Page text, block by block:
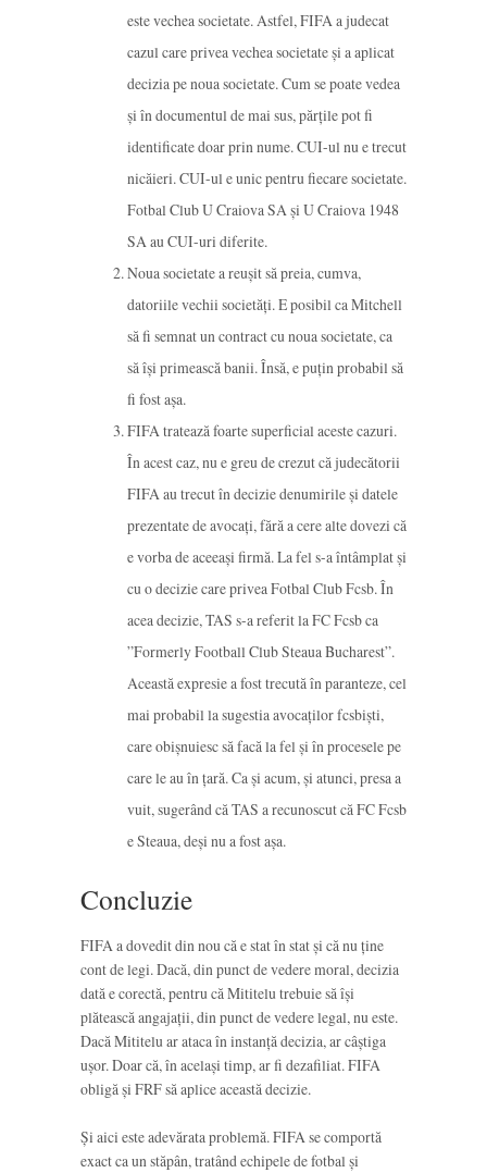
este vechea societate. Astfel, FIFA a judecat
cazul care privea vechea societate și a aplicat
decizia pe noua societate. Cum se poate vedea
și în documentul de mai sus, părțile pot fi
identificate doar prin nume. CUI-ul nu e trecut
nicăieri. CUI-ul e unic pentru fiecare societate.
Fotbal Club U Craiova SA și U Craiova 1948
SA au CUI-uri diferite.
Noua societate a reușit să preia, cumva,
datoriile vechii societăți. E posibil ca Mitchell
să fi semnat un contract cu noua societate, ca
să își primească banii. Însă, e puțin probabil să
fi fost așa.
FIFA tratează foarte superficial aceste cazuri.
În acest caz, nu e greu de crezut că judecătorii
FIFA au trecut în decizie denumirile și datele
prezentate de avocați, fără a cere alte dovezi că
e vorba de aceeași firmă. La fel s-a întâmplat și
cu o decizie care privea Fotbal Club Fcsb. În
acea decizie, TAS s-a referit la FC Fcsb ca
”Formerly Football Club Steaua Bucharest”.
Această expresie a fost trecută în paranteze, cel
mai probabil la sugestia avocaților fcsbiști,
care obișnuiesc să facă la fel și în procesele pe
care le au în țară. Ca și acum, și atunci, presa a
vuit, sugerând că TAS a recunoscut că FC Fcsb
e Steaua, deși nu a fost așa.
Concluzie
FIFA a dovedit din nou că e stat în stat și că nu ține
cont de legi. Dacă, din punct de vedere moral, decizia
dată e corectă, pentru că Mititelu trebuie să își
plătească angajații, din punct de vedere legal, nu este.
Dacă Mititelu ar ataca în instanță decizia, ar câștiga
ușor. Doar că, în același timp, ar fi dezafiliat. FIFA
obligă și FRF să aplice această decizie.
Și aici este adevărata problemă. FIFA se comportă
exact ca un stăpân, tratând echipele de fotbal și